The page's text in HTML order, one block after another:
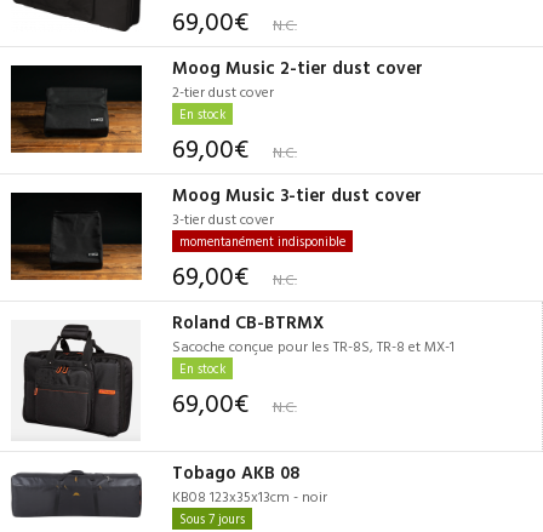
69,00€ N.C.
Moog Music 2-tier dust cover
2-tier dust cover
En stock
69,00€ N.C.
Moog Music 3-tier dust cover
3-tier dust cover
momentanément indisponible
69,00€ N.C.
Roland CB-BTRMX
Sacoche conçue pour les TR-8S, TR-8 et MX-1
En stock
69,00€ N.C.
Tobago AKB 08
KB08 123x35x13cm - noir
Sous 7 jours